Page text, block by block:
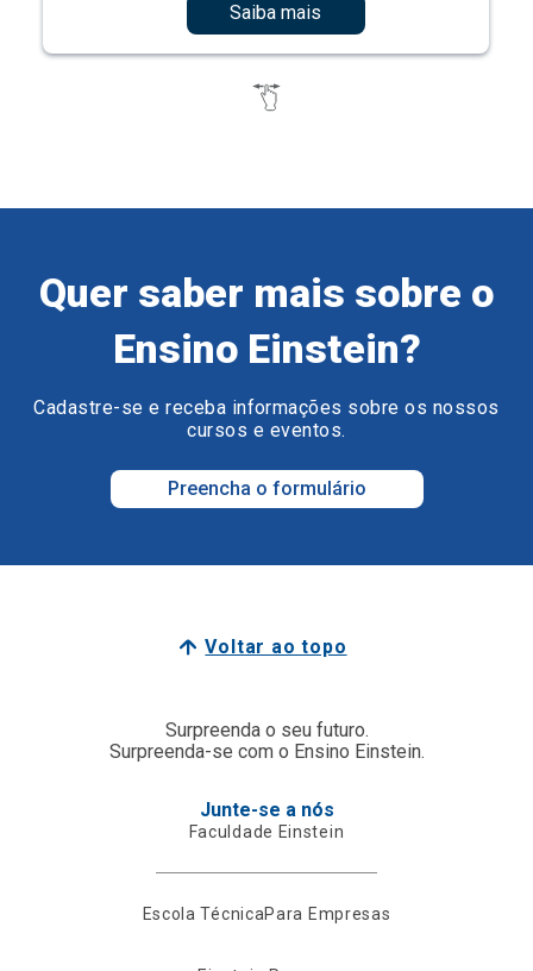
Saiba mais
Quer saber mais sobre o
Ensino Einstein?
Cadastre-se e receba informações sobre os nossos
cursos e eventos.
Preencha o formulário
Voltar ao topo
Surpreenda o seu futuro.
Surpreenda-se com o Ensino Einstein.
Junte-se a nós
Faculdade Einstein
Escola TécnicaPara Empresas